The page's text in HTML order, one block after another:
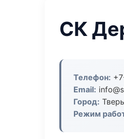
СК
Телефон:
Email:
Город: Тверь
Режим